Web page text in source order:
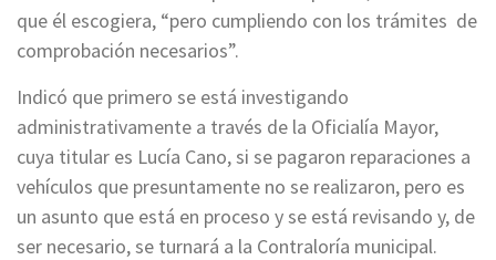
que él escogiera, “pero cumpliendo con los trámites de
comprobación necesarios”.
Indicó que primero se está investigando
administrativamente a través de la Oficialía Mayor,
cuya titular es Lucía Cano, si se pagaron reparaciones a
vehículos que presuntamente no se realizaron, pero es
un asunto que está en proceso y se está revisando y, de
ser necesario, se turnará a la Contraloría municipal.